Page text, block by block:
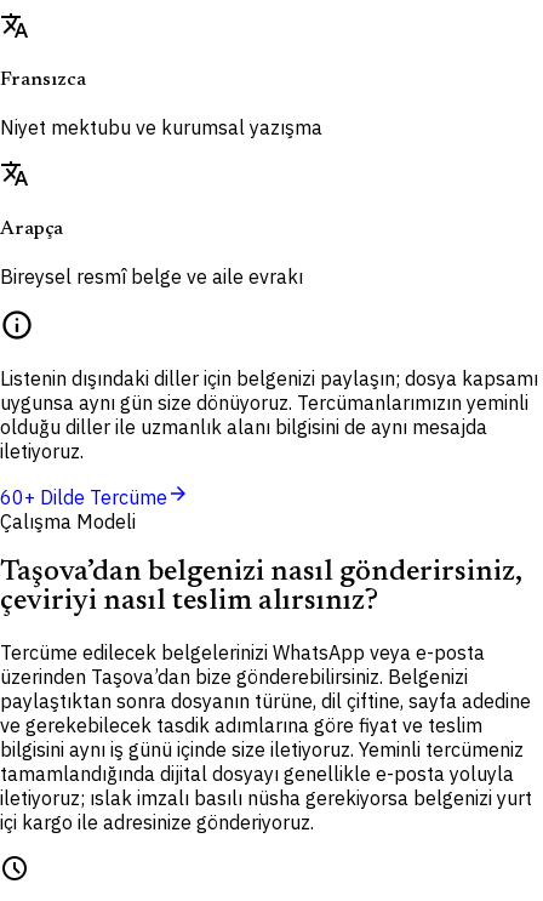
translate
Fransızca
Niyet mektubu ve kurumsal yazışma
translate
Arapça
Bireysel resmî belge ve aile evrakı
info
Listenin dışındaki diller için belgenizi paylaşın; dosya kapsamı
uygunsa aynı gün size dönüyoruz. Tercümanlarımızın yeminli
olduğu diller ile uzmanlık alanı bilgisini de aynı mesajda
iletiyoruz.
60+ Dilde Tercüme arrow_forward
Çalışma Modeli
Taşova’dan belgenizi nasıl gönderirsiniz,
çeviriyi nasıl teslim alırsınız?
Tercüme edilecek belgelerinizi WhatsApp veya e-posta
üzerinden Taşova’dan bize gönderebilirsiniz. Belgenizi
paylaştıktan sonra dosyanın türüne, dil çiftine, sayfa adedine
ve gerekebilecek tasdik adımlarına göre fiyat ve teslim
bilgisini aynı iş günü içinde size iletiyoruz. Yeminli tercümeniz
tamamlandığında dijital dosyayı genellikle e-posta yoluyla
iletiyoruz; ıslak imzalı basılı nüsha gerekiyorsa belgenizi yurt
içi kargo ile adresinize gönderiyoruz.
schedule